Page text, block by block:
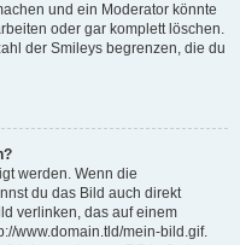
und ein Moderator könnte
oder gar komplett löschen.
der Smileys begrenzen, die du
werden. Wenn die
du das Bild auch direkt
verlinken, das auf einem
www.domain.tld/mein-bild.gif.